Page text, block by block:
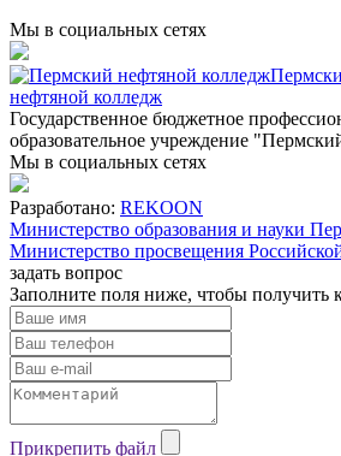
Мы в социальных сетях
нефтяной колледж
Государственное бюджетное
образовательное учреждение
Мы в социальных сетях
Разработано: REKOON
Министерство образования и науки
Министерство просвещения
задать вопрос
Заполните поля ниже, чтобы получить
Прикрепить файл